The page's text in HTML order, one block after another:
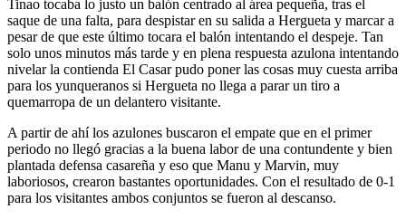
Tinao tocaba lo justo un balón centrado al área pequeña, tras el
saque de una falta, para despistar en su salida a Hergueta y marcar a
pesar de que este último tocara el balón intentando el despeje. Tan
solo unos minutos más tarde y en plena respuesta azulona intentando
nivelar la contienda El Casar pudo poner las cosas muy cuesta arriba
para los yunqueranos si Hergueta no llega a parar un tiro a
quemarropa de un delantero visitante.
A partir de ahí los azulones buscaron el empate que en el primer
periodo no llegó gracias a la buena labor de una contundente y bien
plantada defensa casareña y eso que Manu y Marvin, muy
laboriosos, crearon bastantes oportunidades. Con el resultado de 0-1
para los visitantes ambos conjuntos se fueron al descanso.